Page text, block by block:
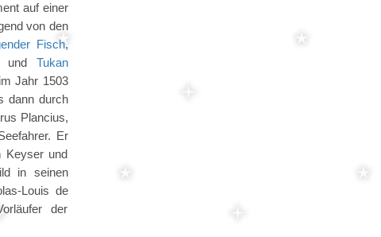
auf einer
von den
Fisch,
Tukan
Jahr 1503
dann durch
Plancius,
Er
Keyser und
in seinen
Louis de
der